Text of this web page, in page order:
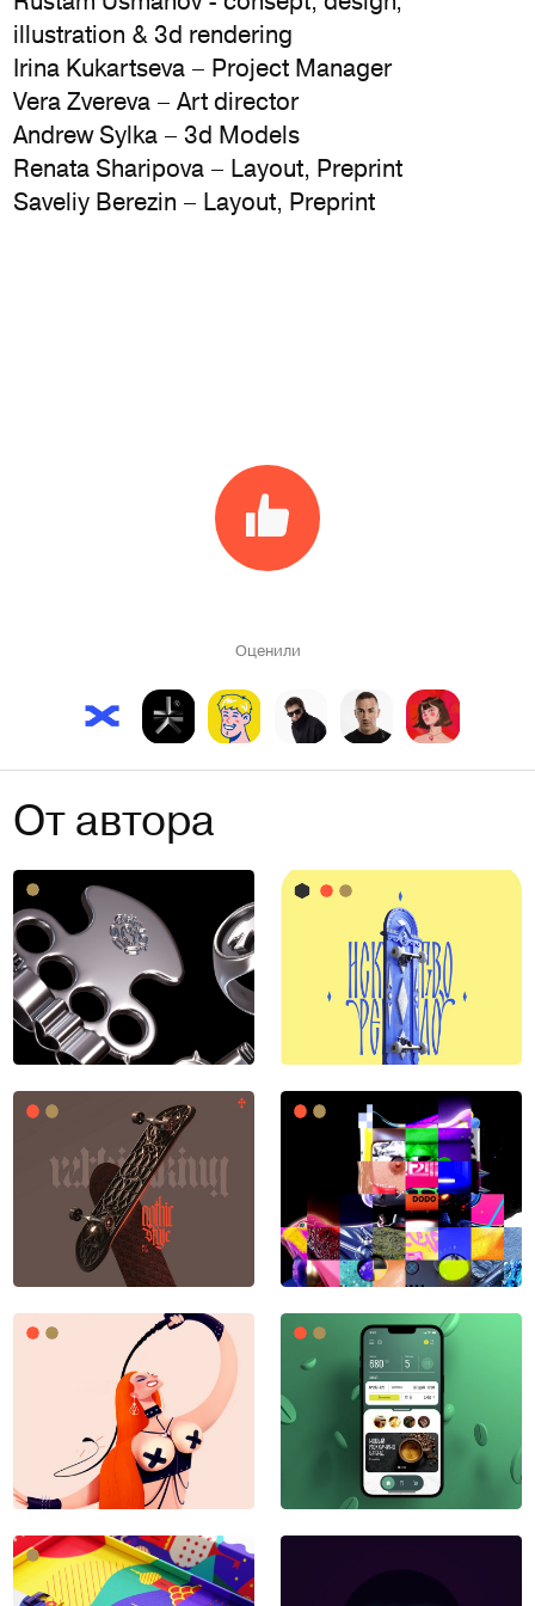
illustration & 3d rendering
Irina Kukartseva – Project Manager
Vera Zvereva – Art director
Andrew Sylka – 3d Models
Renata Sharipova – Layout, Preprint
Saveliy Berezin – Layout, Preprint
Оценили
От автора